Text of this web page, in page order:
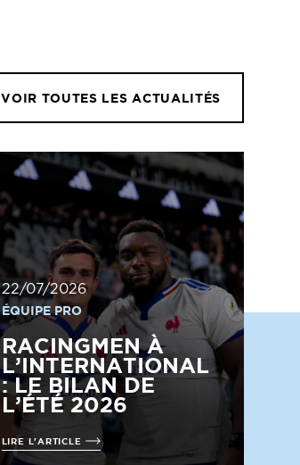
VOIR TOUTES LES ACTUALITÉS
22/07/2026
ÉQUIPE PRO
RACINGMEN À
L’INTERNATIONAL
: LE BILAN DE
L’ÉTÉ 2026
LIRE L'ARTICLE